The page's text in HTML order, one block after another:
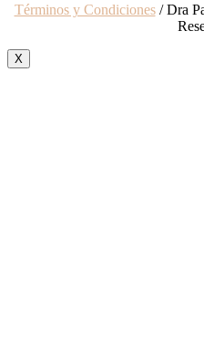
Términos y Condiciones/ Dra
X